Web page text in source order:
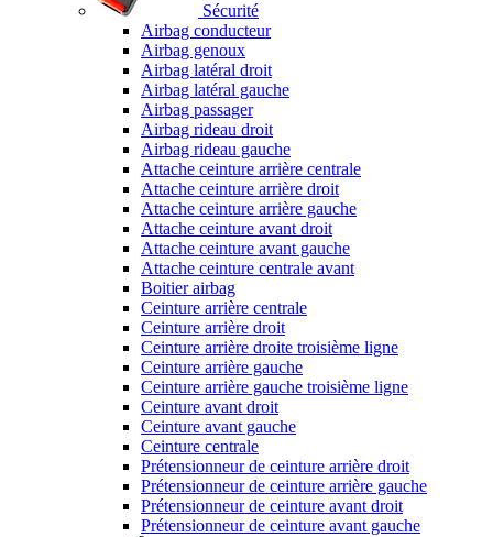
Sécurité
Airbag conducteur
Airbag genoux
Airbag latéral droit
Airbag latéral gauche
Airbag passager
Airbag rideau droit
Airbag rideau gauche
Attache ceinture arrière centrale
Attache ceinture arrière droit
Attache ceinture arrière gauche
Attache ceinture avant droit
Attache ceinture avant gauche
Attache ceinture centrale avant
Boitier airbag
Ceinture arrière centrale
Ceinture arrière droit
Ceinture arrière droite troisième ligne
Ceinture arrière gauche
Ceinture arrière gauche troisième ligne
Ceinture avant droit
Ceinture avant gauche
Ceinture centrale
Prétensionneur de ceinture arrière droit
Prétensionneur de ceinture arrière gauche
Prétensionneur de ceinture avant droit
Prétensionneur de ceinture avant gauche